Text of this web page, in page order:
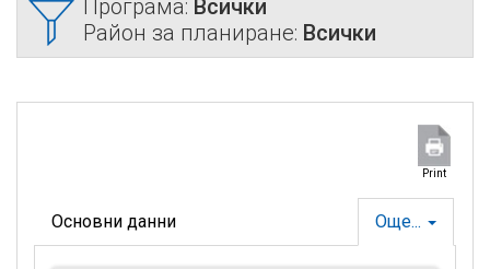
Програма: Всички
Район за планиране: Всички
Print
Още...
Основни данни